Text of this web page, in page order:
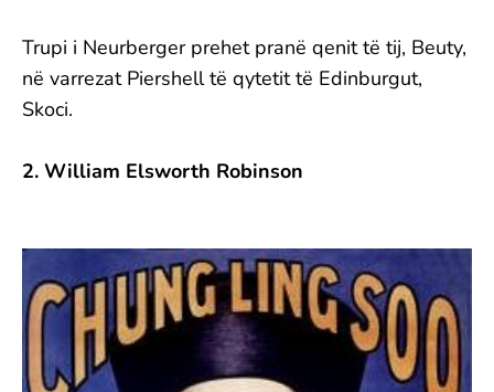
Trupi i Neurberger prehet pranë qenit të tij, Beuty,
në varrezat Piershell të qytetit të Edinburgut,
Skoci.
2. William Elsworth Robinson